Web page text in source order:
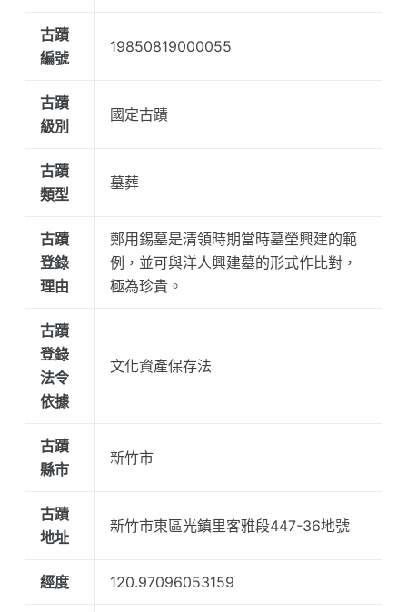
古蹟
編號
19850819000055
古蹟
級別
國定古蹟
古蹟
類型
墓葬
古蹟
登錄
理由
鄭用錫墓是清領時期當時墓塋興建的範
例，並可與洋人興建墓的形式作比對，
極為珍貴。
古蹟
登錄
法令
依據
文化資產保存法
古蹟
縣市
新竹市
古蹟
地址
新竹市東區光鎮里客雅段447-36地號
經度 120.97096053159